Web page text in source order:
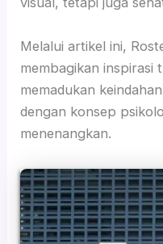
Melalui artikel ini,
membagikan inspirasi
memadukan
dengan konsep
menenangkan.